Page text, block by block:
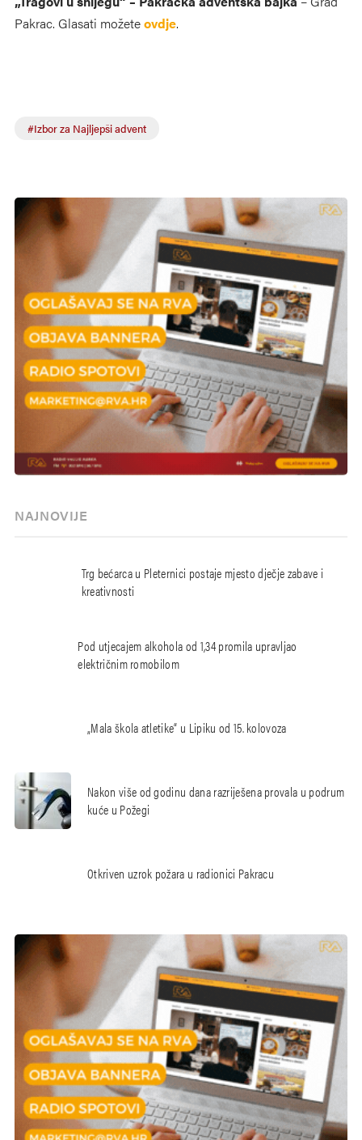
Pakrac. Glasati možeteovdje.
#Izbor za Najljepši advent
NAJNOVIJE
Trg bećarca u Pleternici postaje mjesto dječje zabave i
kreativnosti
Pod utjecajem alkohola od 1,34 promila upravljao
električnim romobilom
„Mala škola atletike“ u Lipiku od 15. kolovoza
Nakon više od godinu dana razriješena provala u podrum
kuće u Požegi
Otkriven uzrok požara u radionici Pakracu